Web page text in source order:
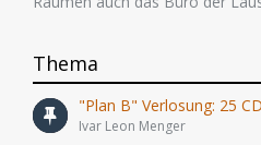
Thema
"Plan B" Verlosung: 25
Ivar Leon Menger